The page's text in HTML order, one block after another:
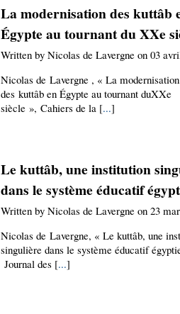
La modernisation des kuttâb
Égypte au tournant du XXe
Written by Nicolas de Lavergne on 03
Nicolas de Lavergne , « La modernisation
des kuttâb en Égypte au tournant duXXe
siècle », Cahiers de la [...]
Le kuttâb, une institution
dans le système éducatif
Written by Nicolas de Lavergne on 23
Nicolas de Lavergne, « Le kuttâb, une
singulière dans le système éducatif
Journal des [...]